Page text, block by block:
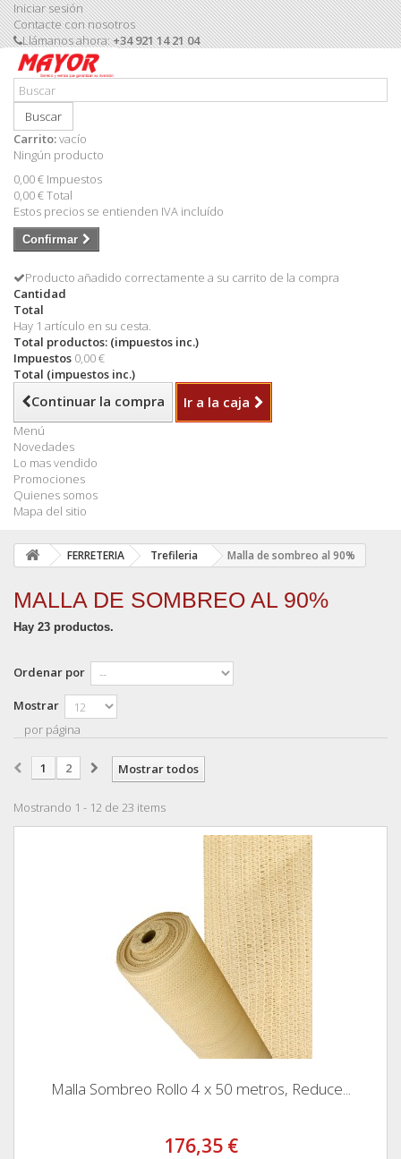
Iniciar sesión
Contacte con nosotros
Llámanos ahora:+34 921 14 21 04
Buscar
Carrito:vacío
Ningún producto
0,00 € Impuestos
0,00 €Total
Estos precios se entienden IVA incluído
Confirmar
Producto añadido correctamente a su carrito de la compra
Cantidad
Total
Hay 1 artículo en su cesta.
Total productos: (impuestos inc.)
Impuestos 0,00 €
Total (impuestos inc.)
Continuar la compra Ir a la caja
Menú
Novedades
Lo mas vendido
Promociones
Quienes somos
Mapa del sitio
FERRETERIA Trefileria Malla de sombreo al 90%
MALLA DE SOMBREO AL 90%
Hay 23 productos.
Ordenar por
Mostrar
por página
Mostrar todos
1 2
Mostrando 1 - 12 de 23 items
Malla Sombreo Rollo 4 x 50 metros, Reduce...
176,35 €